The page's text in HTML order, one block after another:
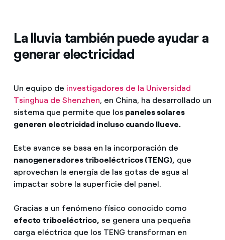
La lluvia también puede ayudar a
generar electricidad
Un equipo de investigadores de la Universidad
Tsinghua de Shenzhen, en China, ha desarrollado un
sistema que permite que los paneles solares
generen electricidad incluso cuando llueve.
Este avance se basa en la incorporación de
nanogeneradores triboeléctricos (TENG), que
aprovechan la energía de las gotas de agua al
impactar sobre la superficie del panel.
Gracias a un fenómeno físico conocido como
efecto triboeléctrico, se genera una pequeña
carga eléctrica que los TENG transforman en